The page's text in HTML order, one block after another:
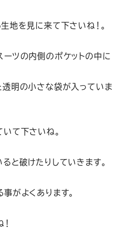
地を見に来て下さいね！。
ツの内側のポケットの中に
透明の小さな袋が入っていま
て下さいね。
と破けたりしていきます。
がよくあります。